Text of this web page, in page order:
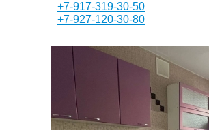
+7-917-319-30-50
+7-927-120-30-80